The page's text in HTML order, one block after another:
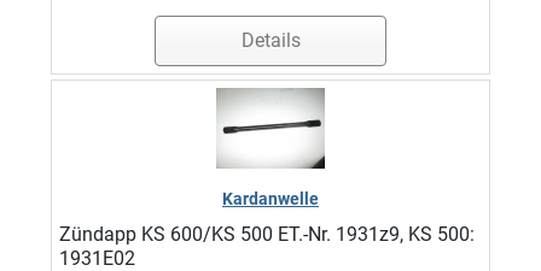
Details
Kardanwelle
Zündapp KS 600/KS 500 ET.-Nr. 1931z9, KS 500:
1931E02